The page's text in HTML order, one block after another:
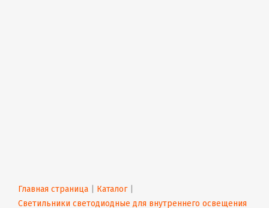
Главная страница Каталог |
Светильники светодиодные для внутреннего освещения